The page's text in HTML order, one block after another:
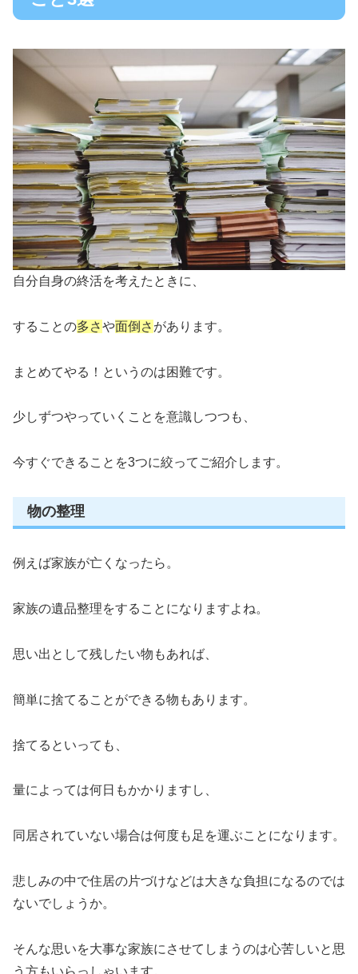
自分自身の終活を考えたときに、
することの多さや面倒さ があります。
まとめてやる！というのは困難です。
少しずつやっていくことを意識しつつも、
今すぐできることを3つに絞ってご紹介します。
物の整理
例えば家族が亡くなったら。
家族の遺品整理をすることになりますよね。
思い出として残したい物もあれば、
簡単に捨てることができる物もあります。
捨てるといっても、
量によっては何日もかかりますし、
同居されていない場合は何度も足を運ぶことになります。
悲しみの中で住居の片づけなどは大きな負担になるのでは
ないでしょうか。
そんな思いを大事な家族にさせてしまうのは心苦しいと思
う方もいらっしゃいます。